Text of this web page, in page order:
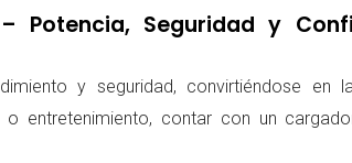
Potencia, Seguridad y
y seguridad, convirtiéndose en
entretenimiento, contar con un